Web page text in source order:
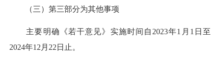
（三）第三部分为其他事项
主要明确《若干意见》实施时间自2023年1月1日至
2024年12月22日止。